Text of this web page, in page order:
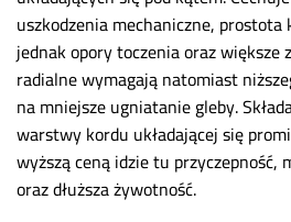
uszkodzenia mechaniczne,
jednak opory toczenia oraz większe
radialne wymagają natomiast
na mniejsze ugniatanie gleby.
warstwy kordu układającej się
wyższą ceną idzie tu przyczepność,
oraz dłuższa żywotność.